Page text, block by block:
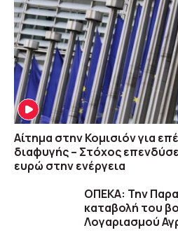
Αίτημα στην Κομισιόν για
διαφυγής – Στόχος
ευρώ στην ενέργεια
ΟΠΕΚΑ: Την
καταβολή του
Λογαριασμού